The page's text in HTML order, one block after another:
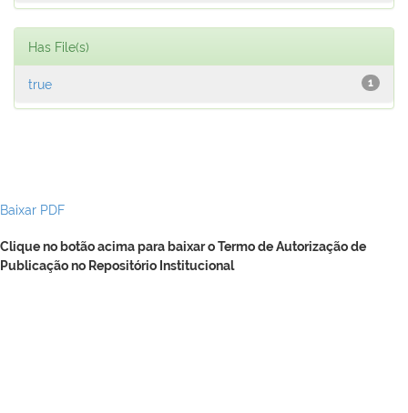
Has File(s)
1
true
Baixar PDF
Clique no botão acima para baixar o Termo de Autorização de
Publicação no Repositório Institucional